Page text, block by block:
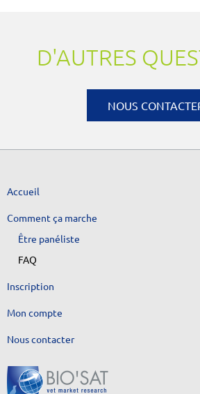
D'AUTRES
NOUS
Accueil
Comment ça marche
Être panéliste
FAQ
Inscription
Mon compte
Nous contacter